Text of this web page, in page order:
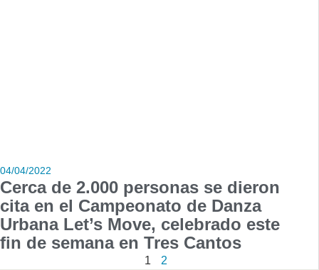
04/04/2022
Cerca de 2.000 personas se dieron
cita en el Campeonato de Danza
Urbana Let’s Move, celebrado este
fin de semana en Tres Cantos
1 2